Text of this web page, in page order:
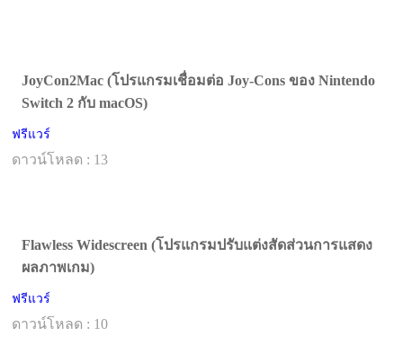
JoyCon2Mac (โปรแกรมเชื่อมต่อ Joy-Cons ของ Nintendo
Switch 2 กับ macOS)
ฟรีแวร์
ดาวน์โหลด : 13
Flawless Widescreen (โปรแกรมปรับแต่งสัดส่วนการแสดง
ผลภาพเกม)
ฟรีแวร์
ดาวน์โหลด : 10